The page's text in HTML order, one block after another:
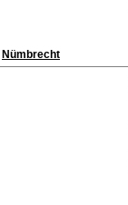
Nümbrecht